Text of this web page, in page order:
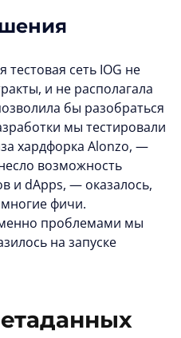
сеть IOG не
и не располагала
бы разобраться
мы тестировали
хардфорка Alonzo, —
возможность
и dApps, — оказалось,
фичи.
проблемами мы
на запуске